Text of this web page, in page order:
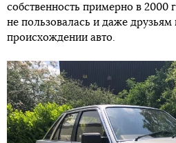
собственность примерно в
не пользовалась и даже друзьям
происхождении авто.